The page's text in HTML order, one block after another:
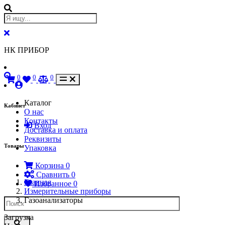
НК ПРИБОР
Кабинет
Вход
Товары
Корзина 0
Сравнить 0
Избранное 0
0 0 0
Каталог
О нас
Контакты
Доставка и оплата
Реквизиты
Упаковка
Главная
Измерительные приборы
Газоанализаторы
Загрузка